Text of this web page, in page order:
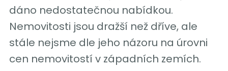
dáno nedostatečnou nabídkou.
Nemovitosti jsou dražší než dříve, ale
stále nejsme dle jeho názoru na úrovni
cen nemovitostí v západních zemích.